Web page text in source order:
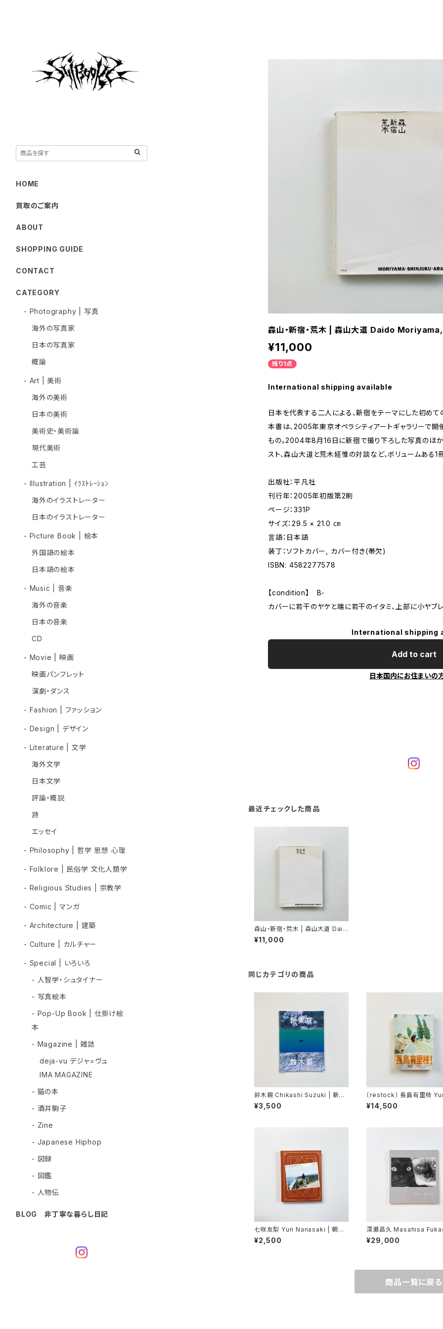
森山・新宿・荒木 | 森山大道 Daido
¥11,000
残り1点
International shipping available
日本を代表する二人による、新宿をテーマにした初めて
本書は、2005年東京オペラシティアートギャラリーで
もの。2004年8月16日に新宿で撮り下ろした写真のほか
スト、森山大道と荒木経惟の対談など、ボリュームある1冊
出版社：平凡社
刊行年：2005年初版第2刷
ページ：331P
サイズ：29.5 × 21.0 ㎝
言語：日本語
装丁：ソフトカバー, カバー付き(帯欠)
ISBN: 4582277578
【condition】 B-
カバーに若干のヤケと端に若干のイタミ、上部に小ヤブ
International shipping
Add to cart
日本国内にお住まいの
最近チェックした商品
森山・新宿・荒木 | 森山大道 Daid
o Moriyama, 荒木経惟 Nobuy
oshi Araki
¥11,000
同じカテゴリの商品
鈴木親 Chikashi Suzuki | 新東
京
¥3,500
〔restock〕 長島有里枝
gashima | Pastime
¥14,500
七咲友梨 Yuri Nanasaki | 朝に
なれば鳥たちが騒ぎだすだろう
¥2,500
深瀬昌久 Masahisa
"Wonderful Days"
¥29,000
商品一覧に戻る
HOME
買取のご案内
ABOUT
SHOPPING GUIDE
CONTACT
CATEGORY
- Photography | 写真
海外の写真家
日本の写真家
概論
- Art | 美術
海外の美術
日本の美術
美術史・美術論
現代美術
工芸
- Illustration | ｲﾗｽﾄﾚｰｼｮﾝ
海外のイラストレーター
日本のイラストレーター
- Picture Book | 絵本
外国語の絵本
日本語の絵本
- Music | 音楽
海外の音楽
日本の音楽
CD
- Movie | 映画
映画パンフレット
演劇・ダンス
- Fashion | ファッション
- Design | デザイン
- Literature | 文学
海外文学
日本文学
評論・概説
詩
エッセイ
- Philosophy | 哲学 思想 心理
- Folklore | 民俗学 文化人類学
- Religious Studies | 宗教学
- Comic | マンガ
- Architecture | 建築
- Culture | カルチャー
- Special | いろいろ
- 人智学・シュタイナー
- 写真絵本
- Pop-Up Book | 仕掛け絵
本
- Magazine | 雑誌
deja-vu デジャ=ヴュ
IMA MAGAZINE
- 猫の本
- 酒井駒子
- Zine
- Japanese Hiphop
- 図録
- 図鑑
- 人物伝
BLOG 非丁寧な暮らし日記